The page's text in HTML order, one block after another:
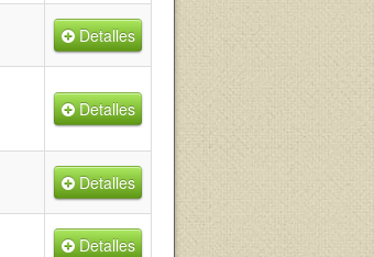
Detalles
Detalles
Detalles
Detalles